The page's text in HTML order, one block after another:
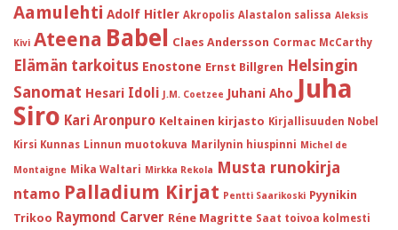
Aamulehti Adolf Hitler Akropolis Alastalon salissa Aleksis
Kivi Ateena Babel Claes Andersson Cormac McCarthy
Elämän tarkoitus Enostone Ernst Billgren Helsingin
Sanomat Hesari Idoli J.M. Coetzee Juhani Aho Juha
Siro Kari Aronpuro Keltainen kirjasto Kirjallisuuden Nobel
Kirsi Kunnas Linnun muotokuva Marilynin hiuspinni Michel de
Montaigne Mika Waltari Mirkka Rekola Musta runokirja
ntamo Palladium Kirjat Pentti Saarikoski Pyynikin
Trikoo Raymond Carver Réne Magritte Saat toivoa kolmesti